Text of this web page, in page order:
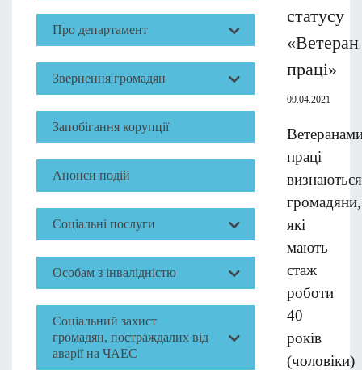
Про департамент
Звернення громадян
Запобігання корупції
Анонси подій
Соціальні послуги
Особам з інвалідністю
Соціальний захист
громадян, постраждалих від
аварії на ЧАЕС
статусу
«Ветеран
праці»
09.04.2021
праці
визнаються
громадяни,
які
мають
стаж
роботи
40
років
(чоловіки)